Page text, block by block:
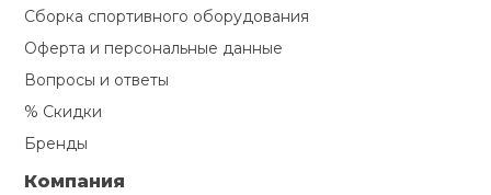
Сборка спортивного оборудования
Оферта и персональные данные
Вопросы и ответы
% Скидки
Бренды
Компания